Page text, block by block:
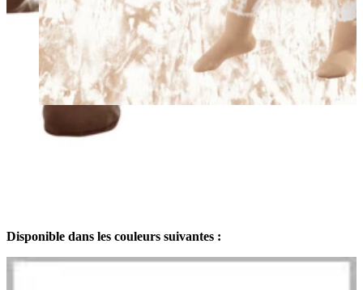
Disponible dans les couleurs suivantes :